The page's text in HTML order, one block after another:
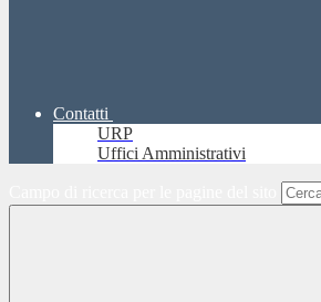
Contatti
URP
Uffici Amministrativi